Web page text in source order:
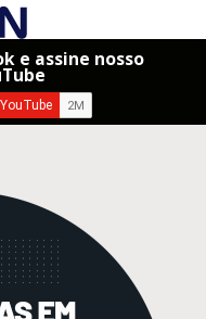
e assine nosso